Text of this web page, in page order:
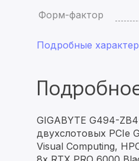
Форм-фактор
Подробные
GIGABYTE G494-
двухслотовых PCIe
Visual Computing,